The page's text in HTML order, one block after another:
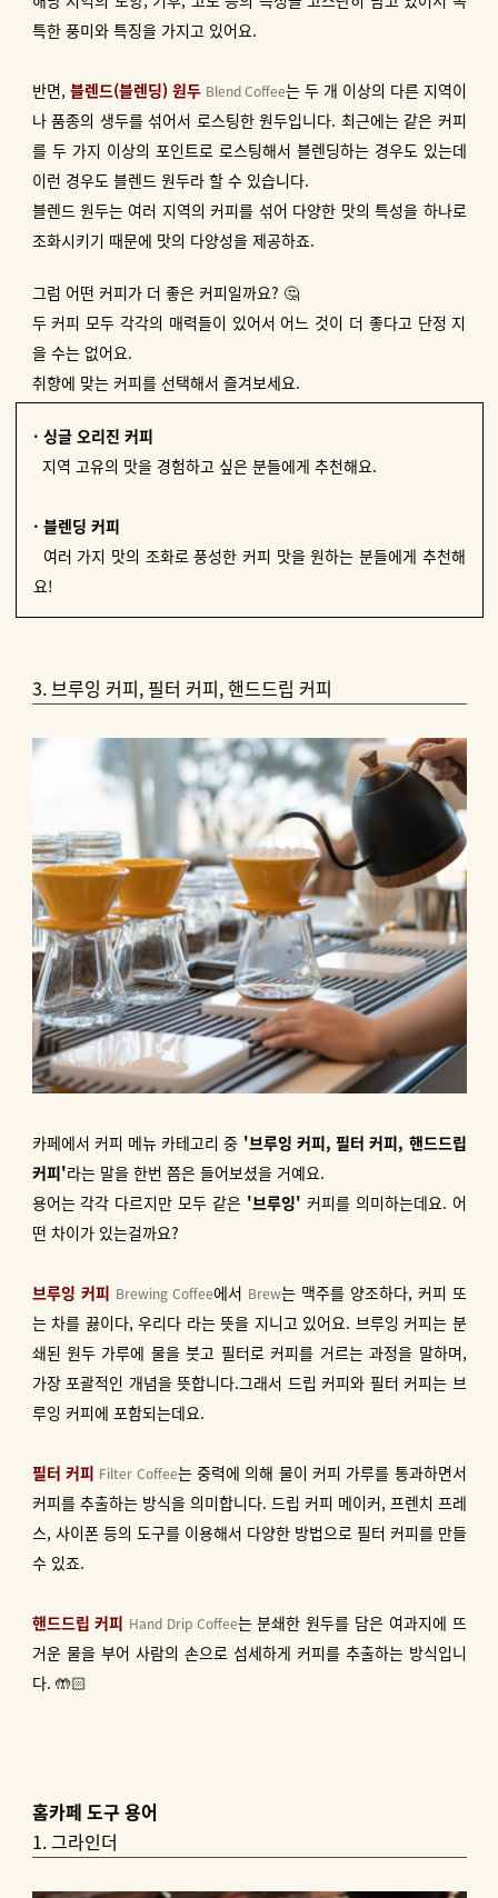
특한 풍미와 특징을 가지고 있어요.
반면, 블렌드(블렌딩) 원두 Blend Coffee는 두 개 이상의 다른 지역이
나 품종의 생두를 섞어서 로스팅한 원두입니다. 최근에는 같은 커피
를 두 가지 이상의 포인트로 로스팅해서 블렌딩하는 경우도 있는데
이런 경우도 블렌드 원두라 할 수 있습니다.
블렌드 원두는 여러 지역의 커피를 섞어 다양한 맛의 특성을 하나로
조화시키기 때문에 맛의 다양성을 제공하죠.
그럼 어떤 커피가 더 좋은 커피일까요? 🤔
두 커피 모두 각각의 매력들이 있어서 어느 것이 더 좋다고 단정 지
을 수는 없어요.
취향에 맞는 커피를 선택해서 즐겨보세요.
· 싱글 오리진 커피
지역 고유의 맛을 경험하고 싶은 분들에게 추천해요.
· 블렌딩 커피
여러 가지 맛의 조화로 풍성한 커피 맛을 원하는 분들에게 추천해
요!
3. 브루잉 커피, 필터 커피, 핸드드립 커피
카페에서 커피 메뉴 카테고리 중 '브루잉 커피, 필터 커피, 핸드드립
커피'라는 말을 한번 쯤은 들어보셨을 거예요.
용어는 각각 다르지만 모두 같은 '브루잉' 커피를 의미하는데요. 어
떤 차이가 있는걸까요?
브루잉 커피 Brewing Coffee에서 Brew는 맥주를 양조하다, 커피 또
는 차를 끓이다, 우리다 라는 뜻을 지니고 있어요. 브루잉 커피는 분
쇄된 원두 가루에 물을 붓고 필터로 커피를 거르는 과정을 말하며,
가장 포괄적인 개념을 뜻합니다.그래서 드립 커피와 필터 커피는 브
루잉 커피에 포함되는데요.
필터 커피 Filter Coffee는 중력에 의해 물이 커피 가루를 통과하면서
커피를 추출하는 방식을 의미합니다. 드립 커피 메이커, 프렌치 프레
스, 사이폰 등의 도구를 이용해서 다양한 방법으로 필터 커피를 만들
수 있죠.
핸드드립 커피 Hand Drip Coffee는 분쇄한 원두를 담은 여과지에 뜨
거운 물을 부어 사람의 손으로 섬세하게 커피를 추출하는 방식입니
다. 🤲🏻
홈카페 도구 용어
1. 그라인더